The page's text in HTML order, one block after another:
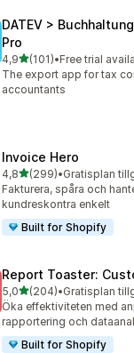
DATEV >
Pro
4,9av 5 stjärnor
(101)
101 recensioner totalt
•Free trial
The export app for tax
accountants
Invoice Hero
4,8av 5 stjärnor
(299)
299 recensioner totalt
•Gratisplan
Fakturera, spåra och
kundreskontra enkelt
Built for Shopify
Report Toaster:
5,0av 5 stjärnor
(204)
204 recensioner totalt
•Gratisplan
Öka effektiviteten med
rapportering och
Built for Shopify